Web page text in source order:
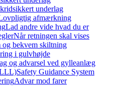
underlag
afmærkning
Lad andre vide hvad du er
Når retningen skal vises
og bekvem skiltning
i gulvhøjde
og advarsel ved gylleanlæg
Safety Guidance System
Advar mod farer